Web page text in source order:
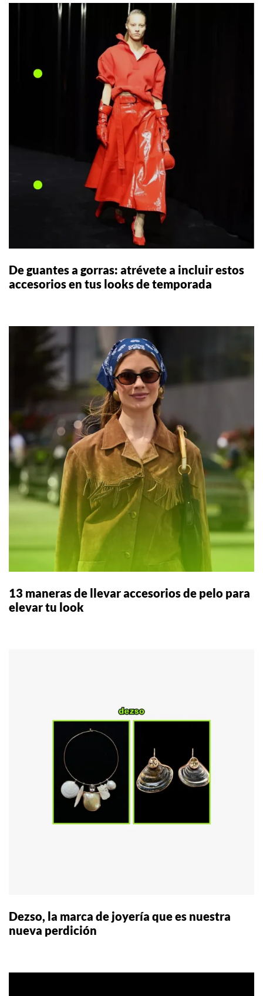
De guantes a gorras: atrévete a incluir estos
accesorios en tus looks de temporada
13 maneras de llevar accesorios de pelo para
elevar tu look
Dezso, la marca de joyería que es nuestra
nueva perdición